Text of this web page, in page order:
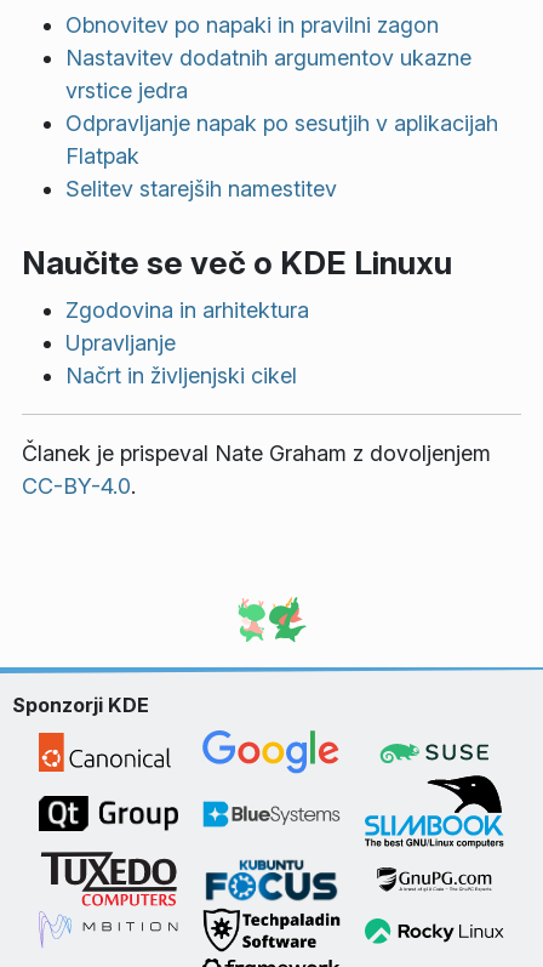
Obnovitev po napaki in pravilni zagon
Nastavitev dodatnih argumentov ukazne
vrstice jedra
Odpravljanje napak po sesutjih v aplikacijah
Flatpak
Selitev starejših namestitev
Naučite se več o KDE Linuxu
Zgodovina in arhitektura
Upravljanje
Načrt in življenjski cikel
Članek je prispeval Nate Graham z dovoljenjem
CC-BY-4.0.
Sponzorji KDE